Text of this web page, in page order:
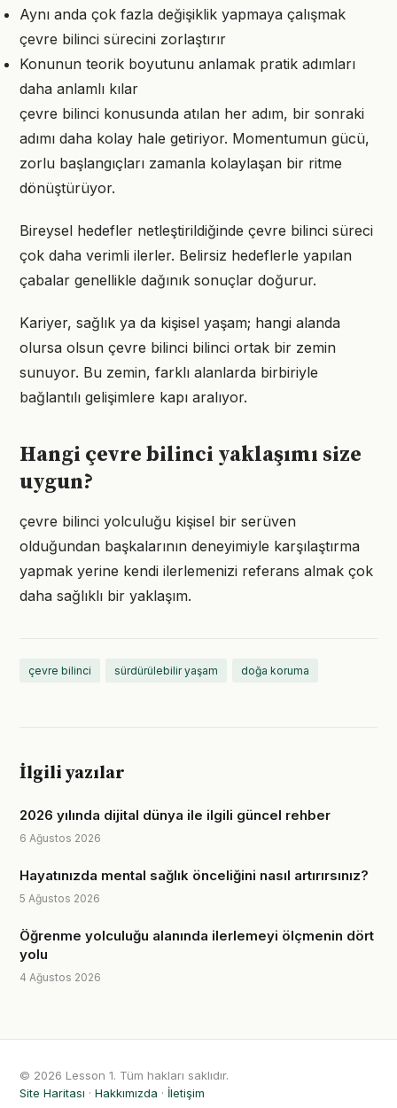
Aynı anda çok fazla değişiklik yapmaya çalışmak
çevre bilinci sürecini zorlaştırır
Konunun teorik boyutunu anlamak pratik adımları
daha anlamlı kılar
çevre bilinci konusunda atılan her adım, bir sonraki
adımı daha kolay hale getiriyor. Momentumun gücü,
zorlu başlangıçları zamanla kolaylaşan bir ritme
dönüştürüyor.
Bireysel hedefler netleştirildiğinde çevre bilinci süreci
çok daha verimli ilerler. Belirsiz hedeflerle yapılan
çabalar genellikle dağınık sonuçlar doğurur.
Kariyer, sağlık ya da kişisel yaşam; hangi alanda
olursa olsun çevre bilinci bilinci ortak bir zemin
sunuyor. Bu zemin, farklı alanlarda birbiriyle
bağlantılı gelişimlere kapı aralıyor.
Hangi çevre bilinci yaklaşımı size
uygun?
çevre bilinci yolculuğu kişisel bir serüven
olduğundan başkalarının deneyimiyle karşılaştırma
yapmak yerine kendi ilerlemenizi referans almak çok
daha sağlıklı bir yaklaşım.
çevre bilinci sürdürülebilir yaşam doğa koruma
İlgili yazılar
2026 yılında dijital dünya ile ilgili güncel rehber
6 Ağustos 2026
Hayatınızda mental sağlık önceliğini nasıl artırırsınız?
5 Ağustos 2026
Öğrenme yolculuğu alanında ilerlemeyi ölçmenin dört
yolu
4 Ağustos 2026
© 2026 Lesson 1. Tüm hakları saklıdır.
Site Haritası · Hakkımızda · İletişim